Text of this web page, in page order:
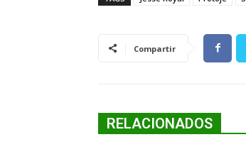
Compartir
RELACIONADOS